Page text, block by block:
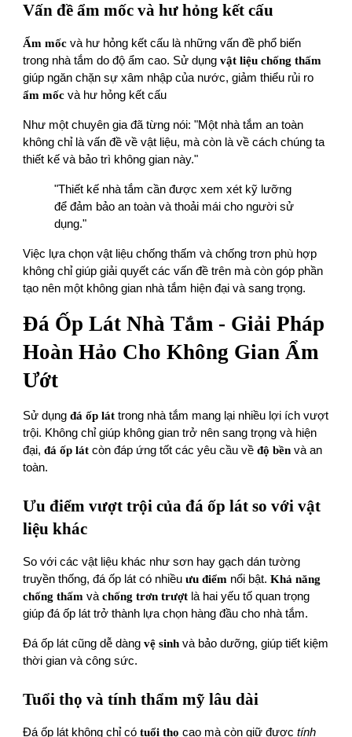
Vấn đề ẩm mốc và hư hỏng kết cấu
Ẩm mốc và hư hỏng kết cấu là những vấn đề phổ biến
trong nhà tắm do độ ẩm cao. Sử dụngvật liệu chống thấm
giúp ngăn chặn sự xâm nhập của nước, giảm thiểu rủi ro
ẩm mốc và hư hỏng kết cấu
Như một chuyên gia đã từng nói: "Một nhà tắm an toàn
không chỉ là vấn đề về vật liệu, mà còn là về cách chúng ta
thiết kế và bảo trì không gian này."
"Thiết kế nhà tắm cần được xem xét kỹ lưỡng
để đảm bảo an toàn và thoải mái cho người sử
dụng."
Việc lựa chọn vật liệu chống thấm và chống trơn phù hợp
không chỉ giúp giải quyết các vấn đề trên mà còn góp phần
tạo nên một không gian nhà tắm hiện đại và sang trọng.
Đá Ốp Lát Nhà Tắm - Giải Pháp
Hoàn Hảo Cho Không Gian Ẩm
Ướt
Sử dụngđá ốp lát trong nhà tắm mang lại nhiều lợi ích vượt
trội. Không chỉ giúp không gian trở nên sang trọng và hiện
đại,đá ốp lát còn đáp ứng tốt các yêu cầu vềđộ bền và an
toàn.
Ưu điểm vượt trội của đá ốp lát so với vật
liệu khác
So với các vật liệu khác như sơn hay gạch dán tường
truyền thống, đá ốp lát có nhiềuưu điểm nổi bật.Khả năng
chống thấm vàchống trơn trượt là hai yếu tố quan trọng
giúp đá ốp lát trở thành lựa chọn hàng đầu cho nhà tắm.
Đá ốp lát cũng dễ dàngvệ sinh và bảo dưỡng, giúp tiết kiệm
thời gian và công sức.
Tuổi thọ và tính thẩm mỹ lâu dài
Đá ốp lát không chỉ cótuổi thọ cao mà còn giữ đượctính